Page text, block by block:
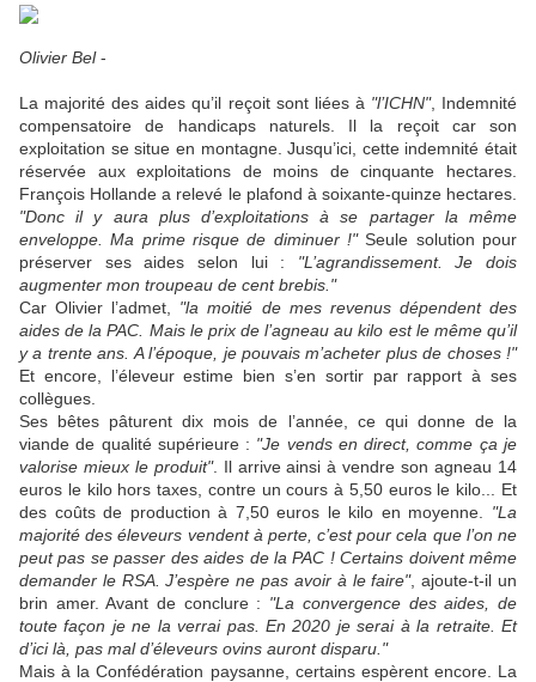
Olivier Bel-
La majorité des aides qu’il reçoit sont liées à "l’ICHN", Indemnité
compensatoire de handicaps naturels. Il la reçoit car son
exploitation se situe en montagne. Jusqu’ici, cette indemnité était
réservée aux exploitations de moins de cinquante hectares.
François Hollande a relevé le plafond à soixante-quinze hectares.
"Donc il y aura plus d’exploitations à se partager la même
enveloppe. Ma prime risque de diminuer !"Seule solution pour
préserver ses aides selon lui : "L’agrandissement. Je dois
augmenter mon troupeau de cent brebis."
Car Olivier l’admet, "la moitié de mes revenus dépendent des
aides de la PAC. Mais le prix de l’agneau au kilo est le même qu’il
y a trente ans. A l’époque, je pouvais m’acheter plus de choses !"
Et encore, l’éleveur estime bien s’en sortir par rapport à ses
collègues.
Ses bêtes pâturent dix mois de l’année, ce qui donne de la
viande de qualité supérieure : "Je vends en direct, comme ça je
valorise mieux le produit". Il arrive ainsi à vendre son agneau 14
euros le kilo hors taxes, contre un cours à 5,50 euros le kilo... Et
des coûts de production à 7,50 euros le kilo en moyenne. "La
majorité des éleveurs vendent à perte, c’est pour cela que l’on ne
peut pas se passer des aides de la PAC ! Certains doivent même
demander le RSA. J’espère ne pas avoir à le faire", ajoute-t-il un
brin amer. Avant de conclure : "La convergence des aides, de
toute façon je ne la verrai pas. En 2020 je serai à la retraite. Et
d’ici là, pas mal d’éleveurs ovins auront disparu."
Mais à la Confédération paysanne, certains espèrent encore. La